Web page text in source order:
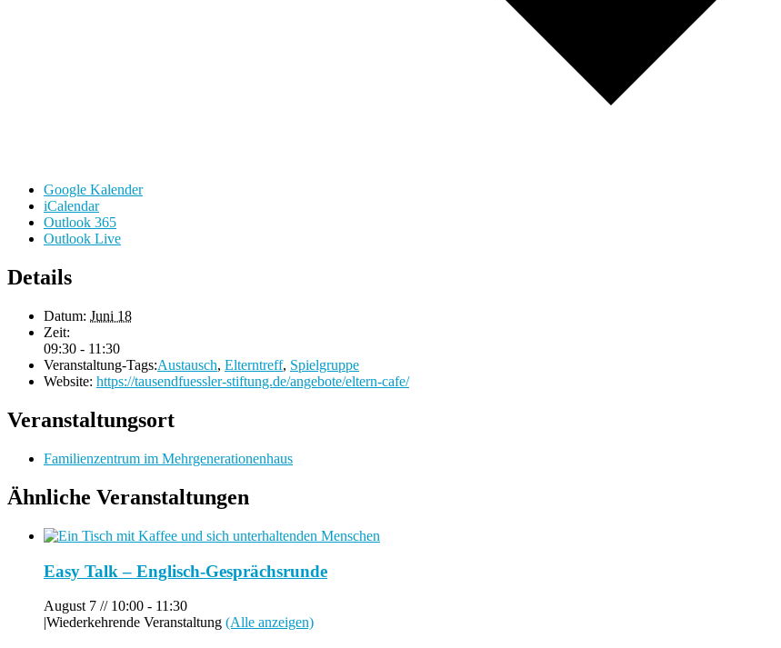
Google Kalender
iCalendar
Outlook 365
Outlook Live
Details
Datum: Juni 18
Zeit:
09:30 - 11:30
Veranstaltung-Tags:Austausch, Elterntreff, Spielgruppe
Website: https://tausendfuessler-stiftung.de/angebote/eltern-cafe/
Veranstaltungsort
Familienzentrum im Mehrgenerationenhaus
Ähnliche Veranstaltungen
Easy Talk – Englisch-Gesprächsrunde
August 7 // 10:00 - 11:30
|Wiederkehrende Veranstaltung (Alle anzeigen)